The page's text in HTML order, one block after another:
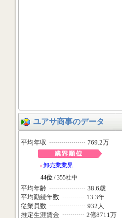
ユアサ商事のデータ
平均年収 769.2万
卸売業業界
44位 / 355社中
平均年齢
38.6歳
平均勤続年数
13.3年
従業員数
932人
推定生涯賃金
2億8711万